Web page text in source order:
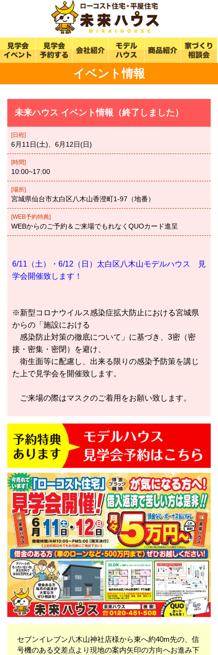
イベント情報
未来ハウス イベント情報（終了しました）
[日程]
6月11日(土)、6月12日(日)
[時間]
10:00~17:00
[場所]
宮城県仙台市太白区八木山香澄町1-97（地番）
[WEB予約特典]
WEBからのご予約＆ご来場でもれなくQUOカード進呈
6/11（土）・6/12（日）太白区八木山モデルハウス 見
学会開催致します！
※新型コロナウイルス感染症拡大防止における宮城県
からの「施設における
感染防止対策の徹底について」に基づき、3密（密
接・密集・密閉）を避け、
衛生面等に配慮し、出来る限りの感染予防策を講じ
た上で見学会を開催致します。
ご来場の際はマスクのご着用をお願い致します。
セブンイレブン八木山神社店様から東へ約40m先の、信
号機のある交差点より現地の案内矢印の方向へお進み下